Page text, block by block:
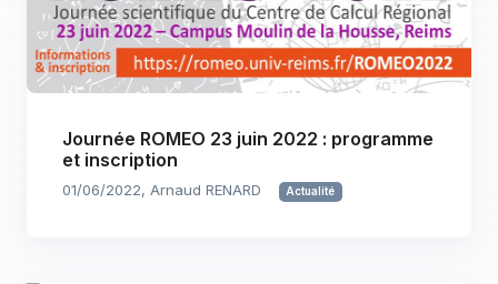
Journée ROMEO 23 juin 2022 : programme
et inscription
01/06/2022, Arnaud RENARD Actualité